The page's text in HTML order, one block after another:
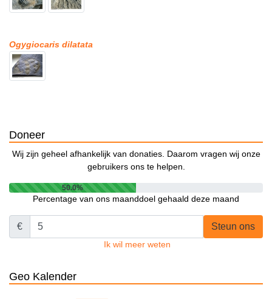
Ogygiocaris dilatata
Doneer
Wij zijn geheel afhankelijk van donaties. Daarom vragen wij onze
gebruikers ons te helpen.
50.0%
Percentage van ons maanddoel gehaald deze maand
€ Steun ons
Ik wil meer weten
Geo Kalender